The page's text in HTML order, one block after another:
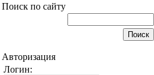
Поиск по сайту
Авторизация
Логин: